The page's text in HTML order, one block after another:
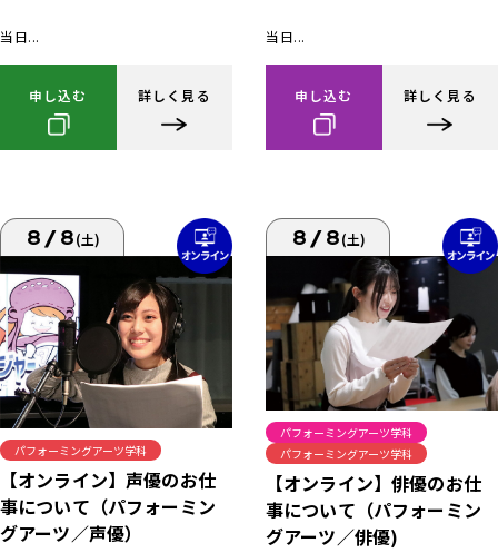
当日...
申し込む 詳しく見る
当日...
申し込む 詳しく見る
8/8(土)
パフォーミングアーツ学科
【オンライン】声優のお仕
事について（パフォーミン
グアーツ／声優）
8/8(土)
パフォーミングアーツ学科
パフォーミングアーツ学科
【オンライン】俳優のお仕
事について（パフォーミン
グアーツ／俳優)